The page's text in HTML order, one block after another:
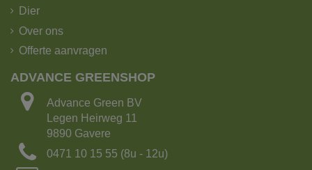
Dier
Over ons
Offerte aanvragen
ADVANCE GREENSHOP
Advance Green BV
Legen Heirweg 11
9890 Gavere
0471 10 15 55 (8u - 12u)